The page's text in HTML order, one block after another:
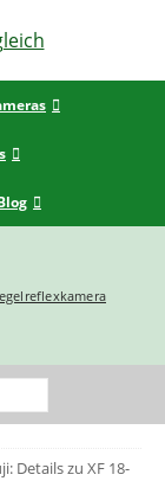
Details zu XF 18-